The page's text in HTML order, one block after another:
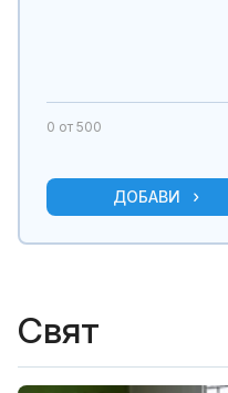
0 от 500
ДОБАВИ
Свят